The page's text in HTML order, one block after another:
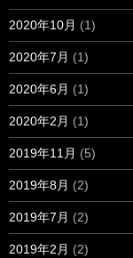
2020年10月 (1)
2020年7月 (1)
2020年6月 (1)
2020年2月 (1)
2019年11月 (5)
2019年8月 (2)
2019年7月 (2)
2019年2月 (2)